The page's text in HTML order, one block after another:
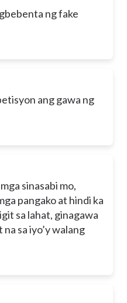
ng fake
ang gawa ng
sinasabi mo,
pangako at hindi ka
sa lahat, ginagawa
sa iyo’y walang